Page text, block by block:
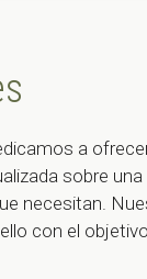
a
sobre
necesitan.
con el